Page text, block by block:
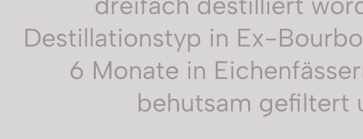
Destillationstyp in Ex-
6 Monate in
behutsam gefiltert